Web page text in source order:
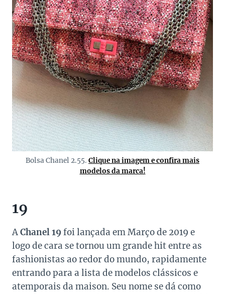
Bolsa Chanel 2.55. Clique na imagem e confira mais
modelos da marca!
19
AChanel 19foi lançada em Março de 2019 e
logo de cara se tornou um grande hit entre as
fashionistas ao redor do mundo, rapidamente
entrando para a lista de modelos clássicos e
atemporais da maison. Seu nome se dá como